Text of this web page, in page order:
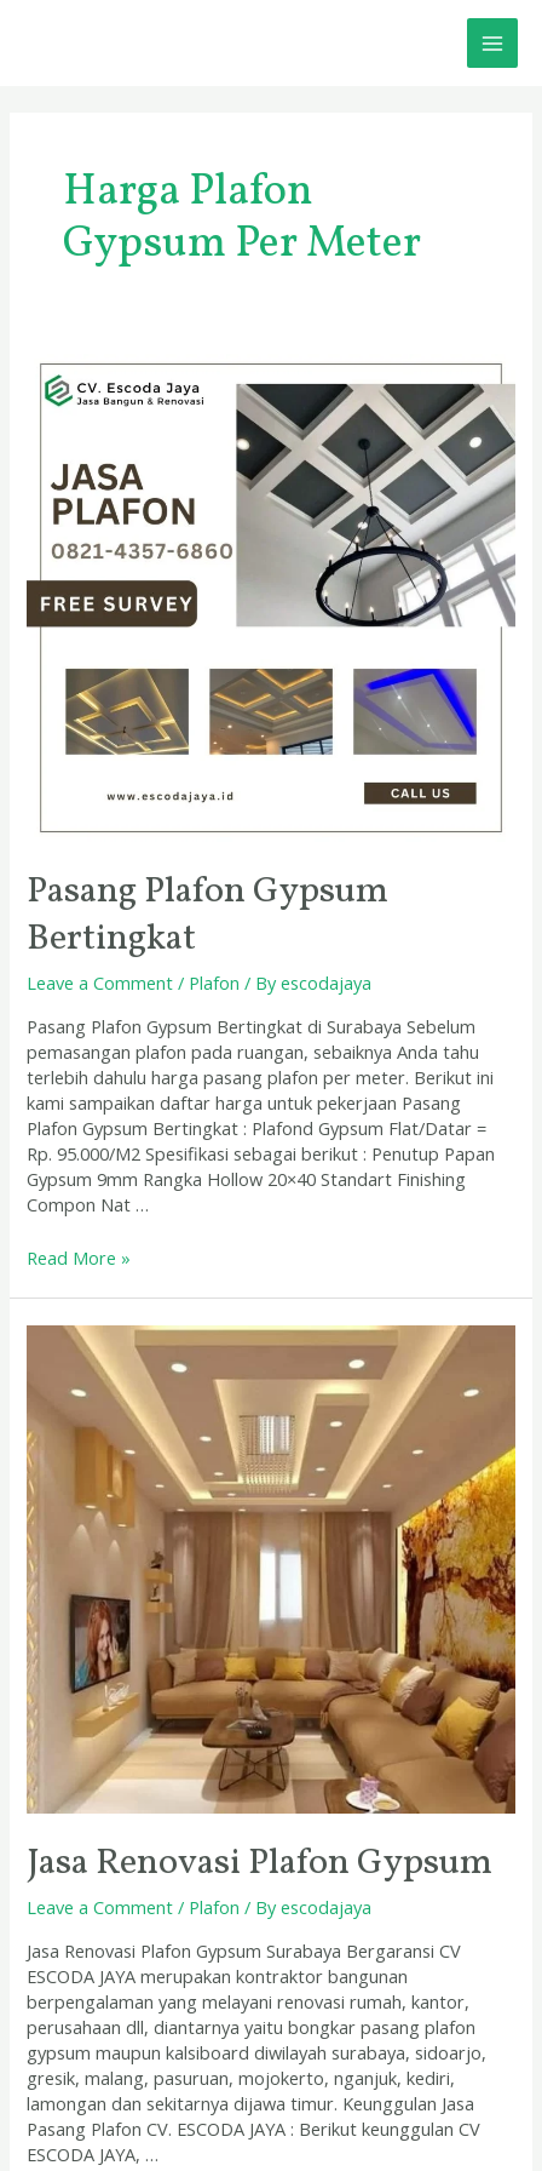
Harga Plafon
Gypsum Per Meter
Pasang Plafon Gypsum
Bertingkat
Leave a Comment / Plafon / Byescodajaya
Pasang Plafon Gypsum Bertingkat di Surabaya Sebelum
pemasangan plafon pada ruangan, sebaiknya Anda tahu
terlebih dahulu harga pasang plafon per meter. Berikut ini
kami sampaikan daftar harga untuk pekerjaan Pasang
Plafon Gypsum Bertingkat : Plafond Gypsum Flat/Datar =
Rp. 95.000/M2 Spesifikasi sebagai berikut : Penutup Papan
Gypsum 9mm Rangka Hollow 20×40 Standart Finishing
Compon Nat …
Pasang
Plafon
Read More »
Jasa Renovasi Plafon Gypsum
Leave a Comment / Plafon / Byescodajaya
Jasa Renovasi Plafon Gypsum Surabaya Bergaransi CV
ESCODA JAYA merupakan kontraktor bangunan
berpengalaman yang melayani renovasi rumah, kantor,
perusahaan dll, diantarnya yaitu bongkar pasang plafon
gypsum maupun kalsiboard diwilayah surabaya, sidoarjo,
gresik, malang, pasuruan, mojokerto, nganjuk, kediri,
lamongan dan sekitarnya dijawa timur. Keunggulan Jasa
Pasang Plafon CV. ESCODA JAYA : Berikut keunggulan CV
ESCODA JAYA, …
Renovasi
Plafon